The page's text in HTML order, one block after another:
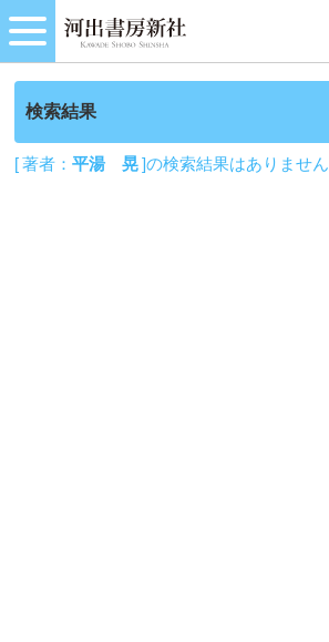
検索結果
[ 著者：平湯 晃]の検索結果はありません